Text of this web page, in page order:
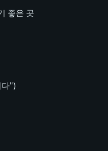
좋은 곳
다")